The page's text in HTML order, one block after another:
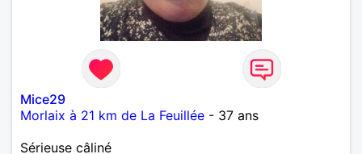
Mice29
Morlaix à 21 km de La Feuillée - 37 ans
Sérieuse câliné